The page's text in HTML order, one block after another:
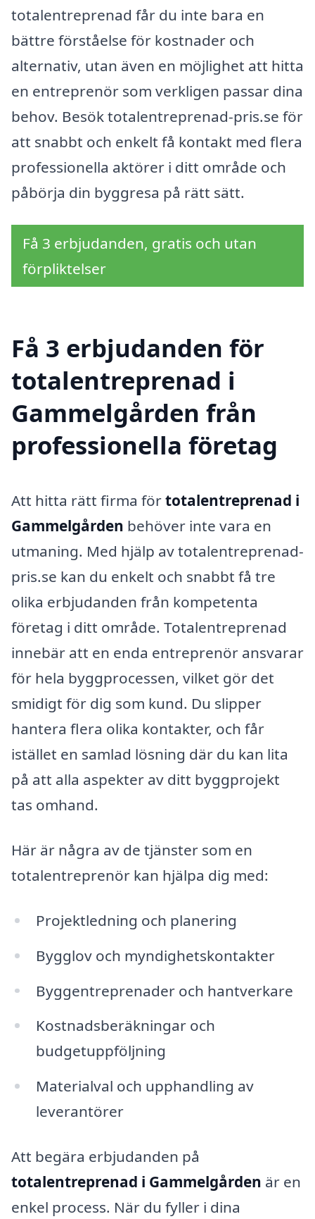
totalentreprenad får du inte bara en
bättre förståelse för kostnader och
alternativ, utan även en möjlighet att hitta
en entreprenör som verkligen passar dina
behov. Besök totalentreprenad-pris.se för
att snabbt och enkelt få kontakt med flera
professionella aktörer i ditt område och
påbörja din byggresa på rätt sätt.
Få 3 erbjudanden, gratis och utan
förpliktelser
Få 3 erbjudanden för
totalentreprenad i
Gammelgården från
professionella företag
Att hitta rätt firma förtotalentreprenad i
Gammelgården behöver inte vara en
utmaning. Med hjälp av totalentreprenad-
pris.se kan du enkelt och snabbt få tre
olika erbjudanden från kompetenta
företag i ditt område. Totalentreprenad
innebär att en enda entreprenör ansvarar
för hela byggprocessen, vilket gör det
smidigt för dig som kund. Du slipper
hantera flera olika kontakter, och får
istället en samlad lösning där du kan lita
på att alla aspekter av ditt byggprojekt
tas omhand.
Här är några av de tjänster som en
totalentreprenör kan hjälpa dig med:
Projektledning och planering
Bygglov och myndighetskontakter
Byggentreprenader och hantverkare
Kostnadsberäkningar och
budgetuppföljning
Materialval och upphandling av
leverantörer
Att begära erbjudanden på
totalentreprenad i Gammelgården är en
enkel process. När du fyller i dina